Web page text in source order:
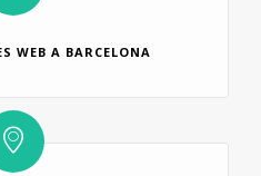
WEB A BARCELONA